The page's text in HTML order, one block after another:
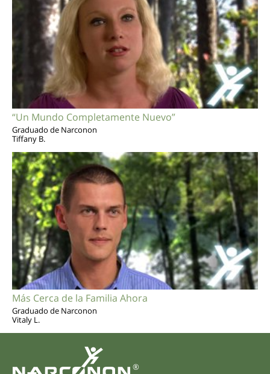
“Un Mundo Completamente Nuevo”
Graduado de Narconon
Tiffany B.
Más Cerca de la Familia Ahora
Graduado de Narconon
Vitaly L.
®